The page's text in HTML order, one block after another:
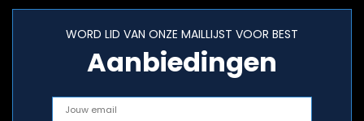
WORD LID VAN ONZE MAILLIJST VOOR BEST
Aanbiedingen